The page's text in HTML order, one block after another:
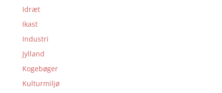
Idræt
Ikast
Industri
Jylland
Kogebøger
Kulturmiljø